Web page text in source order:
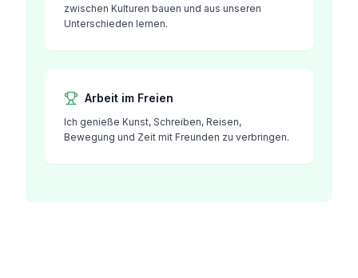
zwischen Kulturen bauen und aus unseren
Unterschieden lernen.
Arbeit im Freien
Ich genieße Kunst, Schreiben, Reisen,
Bewegung und Zeit mit Freunden zu verbringen.